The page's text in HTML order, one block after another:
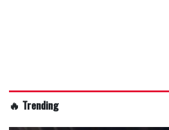
🔥 Trending